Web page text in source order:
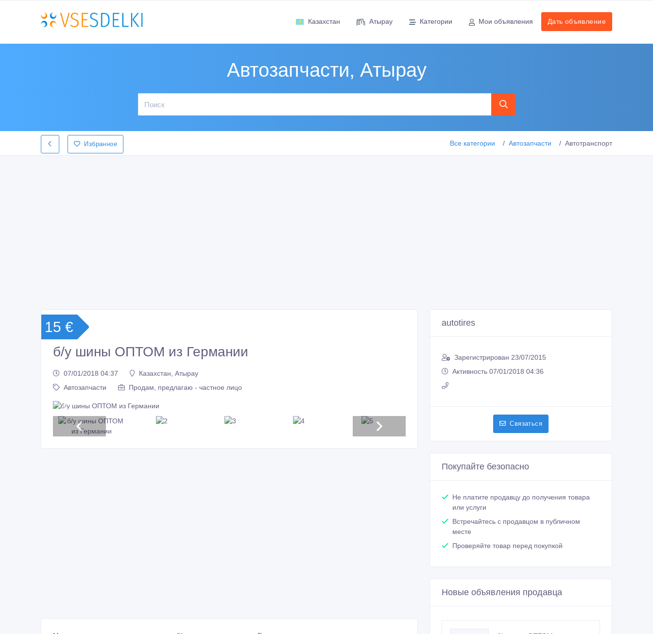
Казахстан Атырау Категории Мои объявления Дать объявление
Автозапчасти, Атырау
Избранное Все категории Автозапчасти Автотранспорт
15 €
б/у шины ОПТОМ из Германии
07/01/2018 04:37
Казахстан, Атырау
Автозапчасти
Продам, предлагаю - частное лицо
autotires
Зарегистрирован 23/07/2015
Активность 07/01/2018 04:36
Связаться
Покупайте безопасно
Не платите продавцу до получения товара
или услуги
Встречайтесь с продавцом в публичном
месте
Проверяйте товар перед покупкой
Новые объявления продавца